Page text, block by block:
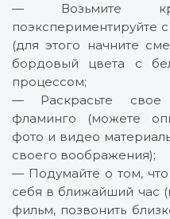
— Возьмите
поэкспериментируйте
(для этого начните
бордовый цвета с
процессом;
— Раскрасьте свое
фламинго (можете
фото и видео
своего воображения);
— Подумайте о том,
себя в ближайший час
фильм, позвонить